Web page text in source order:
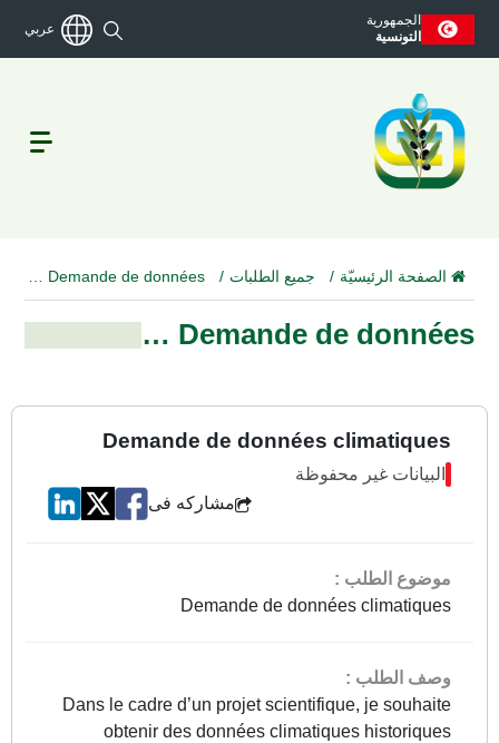
الجمهورية
التونسية
عربي
الصفحة الرئيسيّة جميع الطلبات Demande de données …
Demande de données …
Demande de données climatiques
البيانات غير محفوظة
مشاركه فى
موضوع الطلب :
Demande de données climatiques
وصف الطلب :
Dans le cadre d’un projet scientifique, je souhaite
obtenir des données climatiques historiques